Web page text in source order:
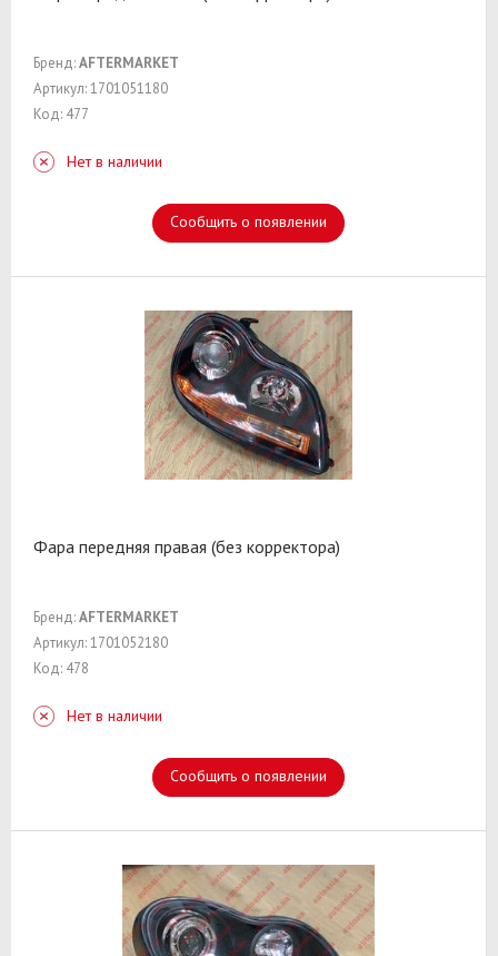
Бренд:AFTERMARKET
Артикул: 1701051180
Код: 477
Нет в наличии
Сообщить о появлении
Фара передняя правая (без корректора)
Бренд:AFTERMARKET
Артикул: 1701052180
Код: 478
Нет в наличии
Сообщить о появлении